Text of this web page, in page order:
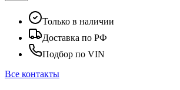
Только в наличии
Доставка по РФ
Подбор по VIN
Все контакты